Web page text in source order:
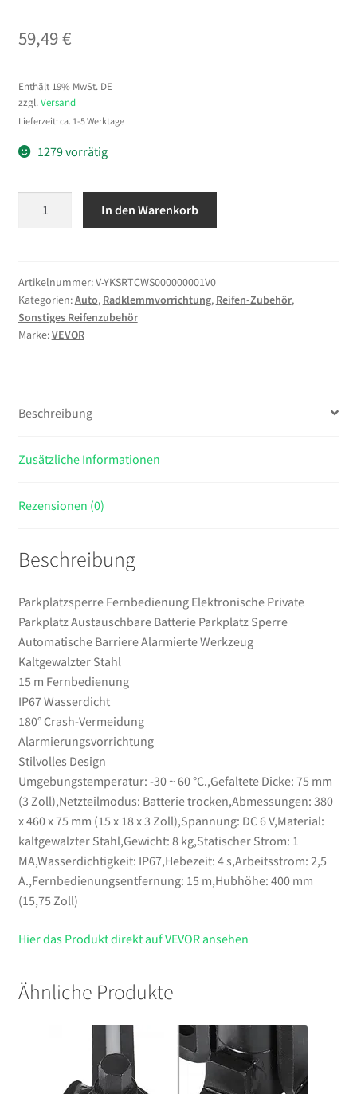
59,49€
Enthält 19% MwSt. DE
zzgl. Versand
Lieferzeit: ca. 1-5 Werktage
1279 vorrätig
Private
Parkplatz
Austauschbare
Batterie
Barriere
Werkzeug
In den Warenkorb
Artikelnummer:V-YKSRTCWS000000001V0
Kategorien:Auto, Radklemmvorrichtung, Reifen-Zubehör,
Sonstiges Reifenzubehör
Marke:VEVOR
Beschreibung
Zusätzliche Informationen
Rezensionen (0)
Beschreibung
Parkplatzsperre Fernbedienung Elektronische Private
Parkplatz Austauschbare Batterie Parkplatz Sperre
Automatische Barriere Alarmierte Werkzeug
Kaltgewalzter Stahl
15 m Fernbedienung
IP67 Wasserdicht
180° Crash-Vermeidung
Alarmierungsvorrichtung
Stilvolles Design
Umgebungstemperatur: -30 ~ 60 °C.,Gefaltete Dicke: 75 mm
(3 Zoll),Netzteilmodus: Batterie trocken,Abmessungen: 380
x 460 x 75 mm (15 x 18 x 3 Zoll),Spannung: DC 6 V,Material:
kaltgewalzter Stahl,Gewicht: 8 kg,Statischer Strom: 1
MA,Wasserdichtigkeit: IP67,Hebezeit: 4 s,Arbeitsstrom: 2,5
A.,Fernbedienungsentfernung: 15 m,Hubhöhe: 400 mm
(15,75 Zoll)
Hier das Produkt direkt auf VEVOR ansehen
Ähnliche Produkte